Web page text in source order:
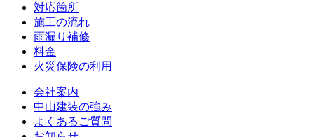
対応箇所
施工の流れ
雨漏り補修
料金
火災保険の利用
会社案内
中山建装の強み
よくあるご質問